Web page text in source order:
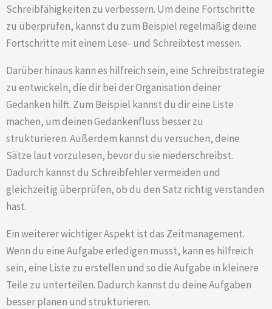
Schreibfähigkeiten zu verbessern. Um deine Fortschritte
zu überprüfen, kannst du zum Beispiel regelmäßig deine
Fortschritte mit einem Lese- und Schreibtest messen.
Darüber hinaus kann es hilfreich sein, eine Schreibstrategie
zu entwickeln, die dir bei der Organisation deiner
Gedanken hilft. Zum Beispiel kannst du dir eine Liste
machen, um deinen Gedankenfluss besser zu
strukturieren. Außerdem kannst du versuchen, deine
Sätze laut vorzulesen, bevor du sie niederschreibst.
Dadurch kannst du Schreibfehler vermeiden und
gleichzeitig überprüfen, ob du den Satz richtig verstanden
hast.
Ein weiterer wichtiger Aspekt ist das Zeitmanagement.
Wenn du eine Aufgabe erledigen musst, kann es hilfreich
sein, eine Liste zu erstellen und so die Aufgabe in kleinere
Teile zu unterteilen. Dadurch kannst du deine Aufgaben
besser planen und strukturieren.